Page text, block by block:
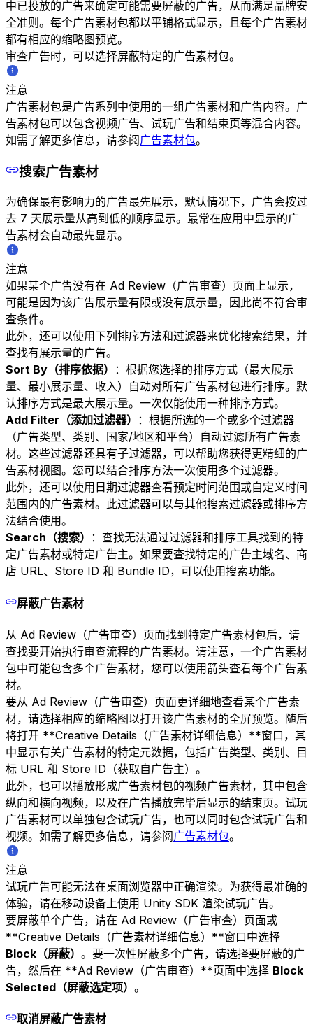
中已投放的广告来确定可能需要屏蔽的广告，从而满足品牌安
全准则。每个广告素材包都以平铺格式显示，且每个广告素材
都有相应的缩略图预览。
审查广告时，可以选择屏蔽特定的广告素材包。
注意
广告素材包是广告系列中使用的一组广告素材和广告内容。广
告素材包可以包含视频广告、试玩广告和结束页等混合内容。
如需了解更多信息，请参阅广告素材包。
搜索广告素材
为确保最有影响力的广告最先展示，默认情况下，广告会按过
去 7 天展示量从高到低的顺序显示。最常在应用中显示的广
告素材会自动最先显示。
注意
如果某个广告没有在 Ad Review（广告审查）页面上显示，
可能是因为该广告展示量有限或没有展示量，因此尚不符合审
查条件。
此外，还可以使用下列排序方法和过滤器来优化搜索结果，并
查找有展示量的广告。
Sort By（排序依据）
：根据您选择的排序方式（最大展示
量、最小展示量、收入）自动对所有广告素材包进行排序。默
认排序方式是最大展示量。一次仅能使用一种排序方式。
Add Filter（添加过滤器）
：根据所选的一个或多个过滤器
（广告类型、类别、国家/地区和平台）自动过滤所有广告素
材。这些过滤器还具有子过滤器，可以帮助您获得更精细的广
告素材视图。您可以结合排序方法一次使用多个过滤器。
此外，还可以使用日期过滤器查看预定时间范围或自定义时间
范围内的广告素材。此过滤器可以与其他搜索过滤器或排序方
法结合使用。
Search（搜索）
：查找无法通过过滤器和排序工具找到的特
定广告素材或特定广告主。如果要查找特定的广告主域名、商
店 URL、Store ID 和 Bundle ID，可以使用搜索功能。
屏蔽广告素材
从 Ad Review（广告审查）页面找到特定广告素材包后，请
查找要开始执行审查流程的广告素材。请注意，一个广告素材
包中可能包含多个广告素材，您可以使用箭头查看每个广告素
材。
要从 Ad Review（广告审查）页面更详细地查看某个广告素
材，请选择相应的缩略图以打开该广告素材的全屏预览。随后
将打开 **Creative Details（广告素材详细信息）**窗口，其
中显示有关广告素材的特定元数据，包括广告类型、类别、目
标 URL 和 Store ID（获取自广告主）。
此外，也可以播放形成广告素材包的视频广告素材，其中包含
纵向和横向视频，以及在广告播放完毕后显示的结束页。试玩
广告素材可以单独包含试玩广告，也可以同时包含试玩广告和
视频。如需了解更多信息，请参阅广告素材包。
注意
试玩广告可能无法在桌面浏览器中正确渲染。为获得最准确的
体验，请在移动设备上使用 Unity SDK 渲染试玩广告。
要屏蔽单个广告，请在 Ad Review（广告审查）页面或
**Creative Details（广告素材详细信息）**窗口中选择
Block（屏蔽） 。要一次性屏蔽多个广告，请选择要屏蔽的广
告，然后在 **Ad Review（广告审查）**页面中选择 Block
Selected（屏蔽选定项） 。
取消屏蔽广告素材